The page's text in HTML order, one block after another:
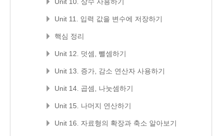
Unit 10. 상수 사용하기
Unit 11. 입력 값을 변수에 저장하기
핵심 정리
Unit 12. 덧셈, 뺄셈하기
Unit 13. 증가, 감소 연산자 사용하기
Unit 14. 곱셈, 나눗셈하기
Unit 15. 나머지 연산하기
Unit 16. 자료형의 확장과 축소 알아보기